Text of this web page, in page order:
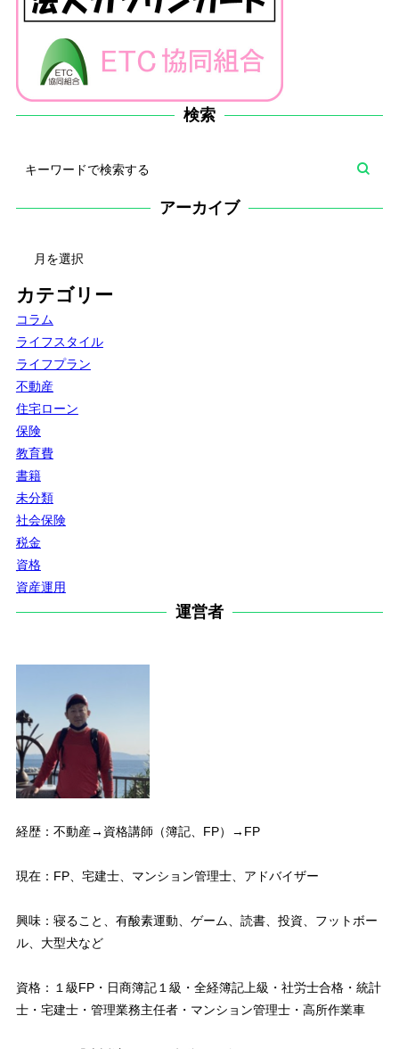
検索
アーカイブ
カ
イ
ブ
カテゴリー
コラム
ライフスタイル
ライフプラン
不動産
住宅ローン
保険
教育費
書籍
未分類
社会保険
税金
資格
資産運用
運営者
経歴：不動産→資格講師（簿記、FP）→FP
現在：FP、宅建士、マンション管理士、アドバイザー
興味：寝ること、有酸素運動、ゲーム、読書、投資、フットボー
ル、大型犬など
資格：１級FP・日商簿記１級・全経簿記上級・社労士合格・統計
士・宅建士・管理業務主任者・マンション管理士・高所作業車